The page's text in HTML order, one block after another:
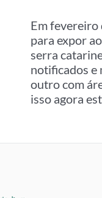
Em fevereiro
para expor
serra
notificados e
outro com
isso agora